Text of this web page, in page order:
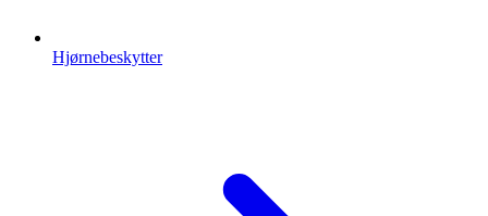
Hjørnebeskytter